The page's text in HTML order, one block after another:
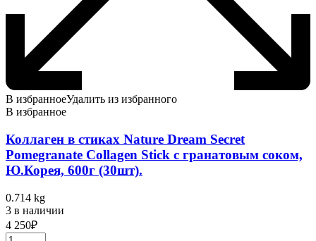
В избранноеУдалить из избранного
В избранное
Коллаген в стиках Nature Dream Secret
Pomegranate Collagen Stick c гранатовым соком,
Ю.Корея, 600г (30шт).
0.714 kg
3 в наличии
4 250₽